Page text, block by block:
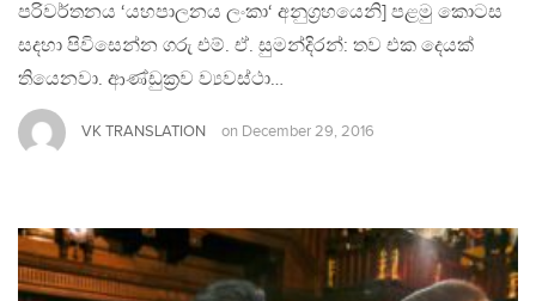
පරිවර්තනය ‘යහපාලනය ලංකා‘ අනුග‍්‍රහයෙනි] පළමු කොටස
සදහා පිවිසෙන්න ගරු එම්. ඒ. සුමන්දිරන්: තව එක දෙයක්
තියෙනවා. ආණ්ඩුක‍්‍රව ව්‍යවස්ථා…
VK TRANSLATION on December 29, 2016